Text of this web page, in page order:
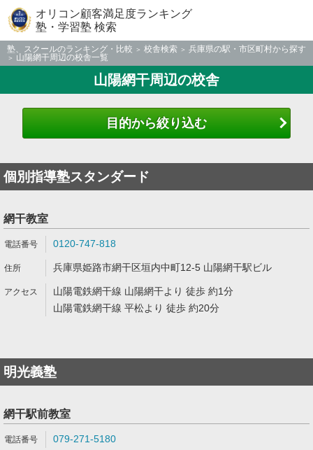
オリコン顧客満足度ランキング
塾・学習塾 検索
塾、スクールのランキング・比較 校舎検索
兵庫県の駅・市区町村から探す
山陽網干周辺の校舎一覧
山陽網干周辺の校舎
目的から絞り込む
個別指導塾スタンダード
網干教室
0120-747-818
兵庫県姫路市網干区垣内中町12-5 山陽網干駅ビル
山陽電鉄網干線 山陽網干より 徒歩 約1分
山陽電鉄網干線 平松より 徒歩 約20分
明光義塾
網干駅前教室
079-271-5180